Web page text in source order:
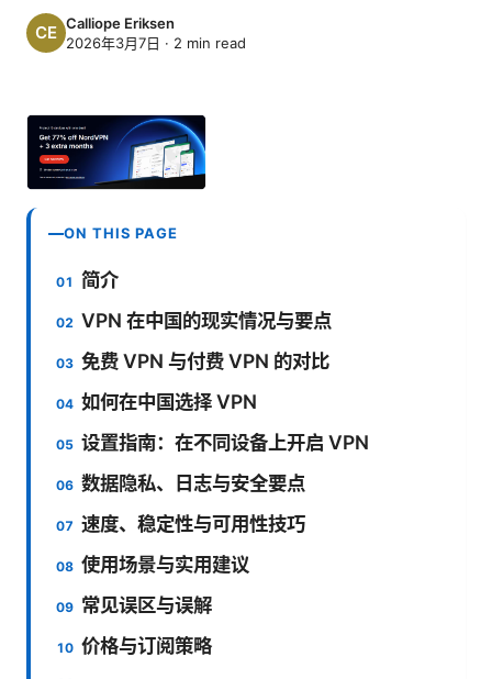
Calliope Eriksen
2026年3月7日 · 2 min read
ON THIS PAGE
简介
VPN 在中国的现实情况与要点
免费 VPN 与付费 VPN 的对比
如何在中国选择 VPN
设置指南：在不同设备上开启 VPN
数据隐私、日志与安全要点
速度、稳定性与可用性技巧
使用场景与实用建议
常见误区与误解
价格与订阅策略